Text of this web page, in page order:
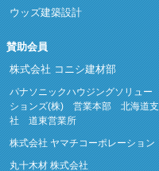
ウッズ建築設計
賛助会員
株式会社 コニシ建材部
パナソニックハウジングソリュー
ションズ(株) 営業本部 北海道支
社 道東営業所
株式会社 ヤマチコーポレーション
丸十木材 株式会社